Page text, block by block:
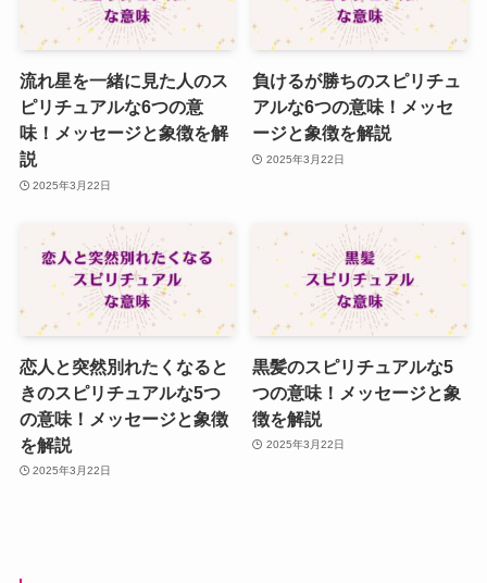
流れ星を一緒に見た人のス
ピリチュアルな6つの意
味！メッセージと象徴を解
説
2025年3月22日
負けるが勝ちのスピリチュ
アルな6つの意味！メッセ
ージと象徴を解説
2025年3月22日
恋人と突然別れたくなると
きのスピリチュアルな5つ
の意味！メッセージと象徴
を解説
2025年3月22日
黒髪のスピリチュアルな5
つの意味！メッセージと象
徴を解説
2025年3月22日